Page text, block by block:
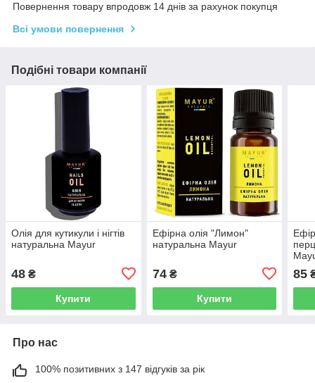
Повернення товару впродовж 14 днів за рахунок покупця
Всі умови повернення
Подібні товари компанії
Олія для кутикули і нігтів
натуральна Mayur
48 ₴
Купити
Ефірна олія "Лимон"
натуральна Mayur
74₴
Купити
85
Про нас
100% позитивних з 147 відгуків за рік